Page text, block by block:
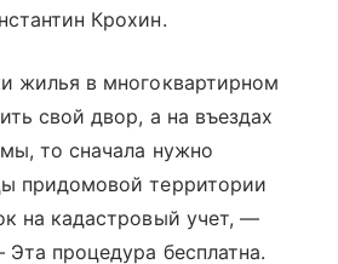
Крохин.
жилья в многоквартирном
свой двор, а на въездах
то сначала нужно
придомовой территории
на кадастровый учет, —
Эта процедура бесплатна.